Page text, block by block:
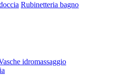
Rubinetteria bagno
idromassaggio